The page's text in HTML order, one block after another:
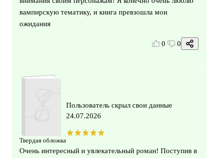
вампирскую тематику, и книга превзошла мои
ожидания
0 0
Твердая обложка
Пользователь скрыл свои данные
24.07.2026
Очень интересный и увлекательный роман! Поступив в